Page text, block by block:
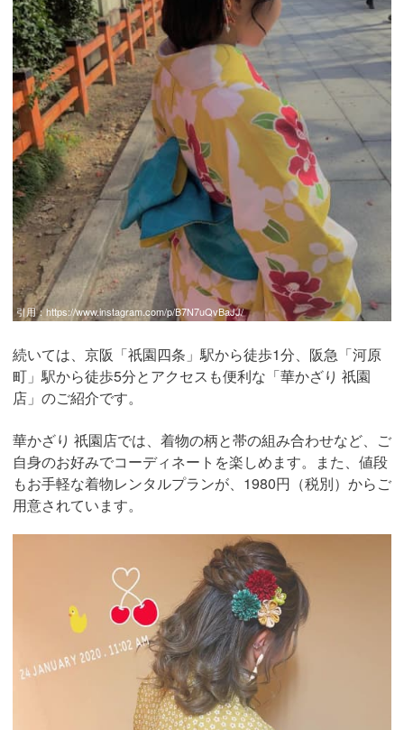
引用：https://www.instagram.com/p/B7N7uQvBaJJ/
続いては、京阪「祇園四条」駅から徒歩1分、阪急「河原
町」駅から徒歩5分とアクセスも便利な「華かざり 祇園
店」のご紹介です。
華かざり 祇園店では、着物の柄と帯の組み合わせなど、ご
自身のお好みでコーディネートを楽しめます。また、値段
もお手軽な着物レンタルプランが、1980円（税別）からご
用意されています。